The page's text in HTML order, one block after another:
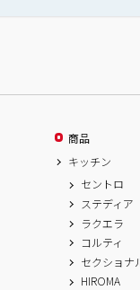
商品
キッチン
セントロ
ステディア
ラクエラ
コルティ
セクショナ
HIROMA